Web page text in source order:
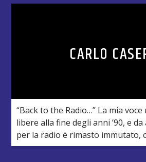
CARLO
“Back to the Radio…” La mia
libere alla fine degli anni ’90, e da
per la radio è rimasto immutato,
intensità di sempre.